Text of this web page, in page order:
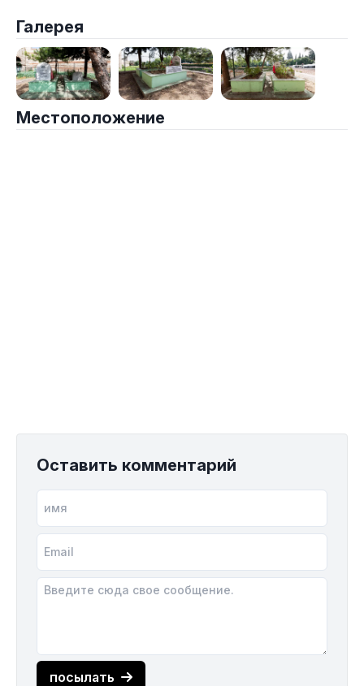
Галерея
Местоположение
Оставить комментарий
посылать